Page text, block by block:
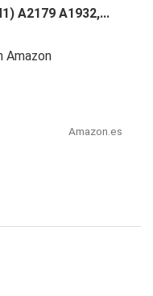
A2179 A1932,...
Amazon
Amazon.es